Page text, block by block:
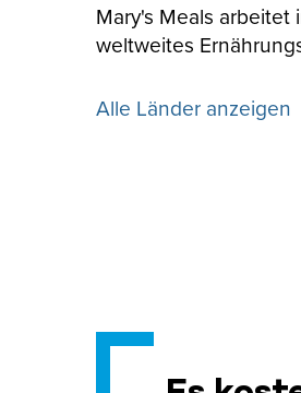
Mary's Meals arbeitet
weltweites
Alle Länder anzeigen